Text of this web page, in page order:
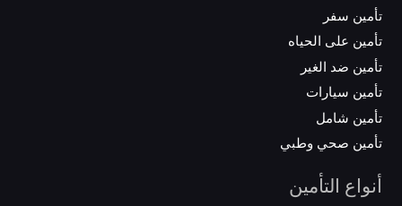
تأمين سفر
تأمين على الحياه
تأمين ضد الغير
تأمين سيارات
تأمين شامل
تأمين صحي وطبي
أنواع التأمين